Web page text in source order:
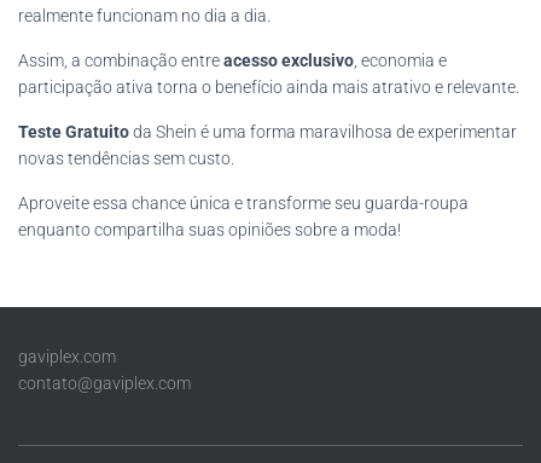
realmente funcionam no dia a dia.
Assim, a combinação entreacesso exclusivo , economia e
participação ativa torna o benefício ainda mais atrativo e relevante.
Teste Gratuitoda Shein é uma forma maravilhosa de experimentar
novas tendências sem custo.
Aproveite essa chance única e transforme seu guarda-roupa
enquanto compartilha suas opiniões sobre a moda!
gaviplex.com
contato@gaviplex.com